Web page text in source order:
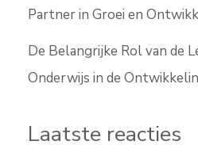
Partner in Groei en
De Belangrijke Rol van de
Onderwijs in de
Laatste reacties